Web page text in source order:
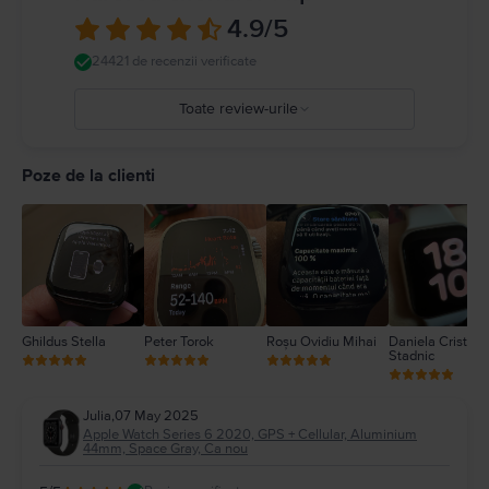
dvs. medical și Apple Watch, anumite brățări ale sale și accesoriile
magnetice de încărcare Apple Watch. Apple Watch nu este un dispozitiv
medical și nu poate înlocui o opinie medicală profesională. Detalii complete
https://support.apple.com/ro-
4.9/5
24421 de recenzii verificate
Toate review-urile
1
Poze de la clienti
Ghildus Stella Peter Torok Roșu Ovidiu Mihai
Daniela Cristina
Stadnic
Julia,07 May 2025
Apple Watch Series 6 2020, GPS + Cellular, Aluminium
44mm, Space Gray, Ca nou